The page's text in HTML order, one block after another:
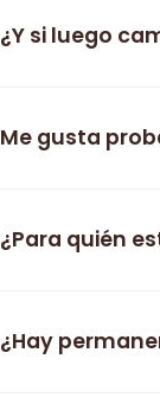
¿Y si luego
Me gusta
¿Para quién
¿Hay